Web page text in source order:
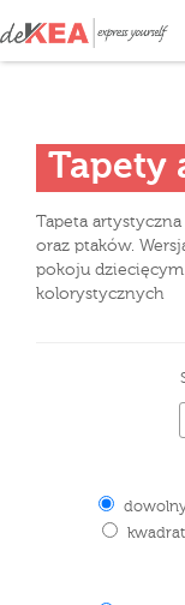
Tapety
Tapeta
oraz ptaków.
pokoju
kolorystycznych
kwadrat